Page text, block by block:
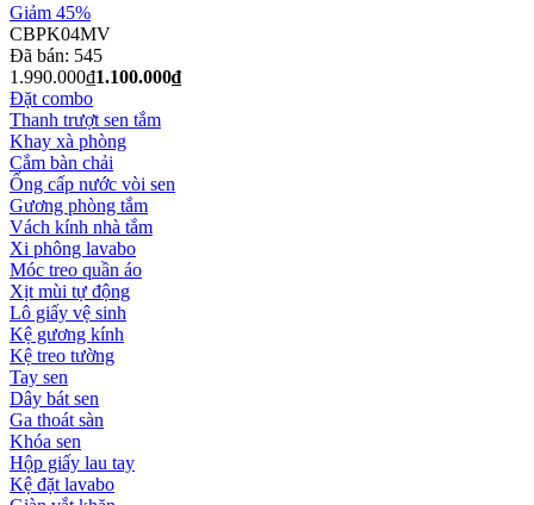
Giảm 45%
CBPK04MV
Đã bán: 545
1.990.000₫1.100.000₫
Đặt combo
Thanh trượt sen tắm
Khay xà phòng
Cắm bàn chải
Ống cấp nước vòi sen
Gương phòng tắm
Vách kính nhà tắm
Xi phông lavabo
Móc treo quần áo
Xịt mùi tự động
Lô giấy vệ sinh
Kệ gương kính
Kệ treo tường
Tay sen
Dây bát sen
Ga thoát sàn
Khóa sen
Hộp giấy lau tay
Kệ đặt lavabo